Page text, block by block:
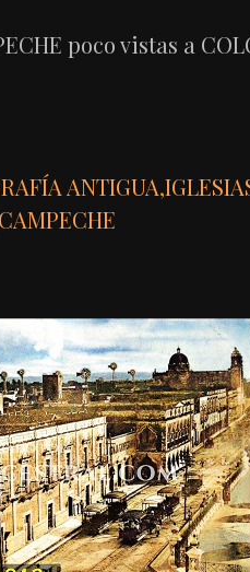
poco vistas a
ANTIGUA,
CAMPECHE